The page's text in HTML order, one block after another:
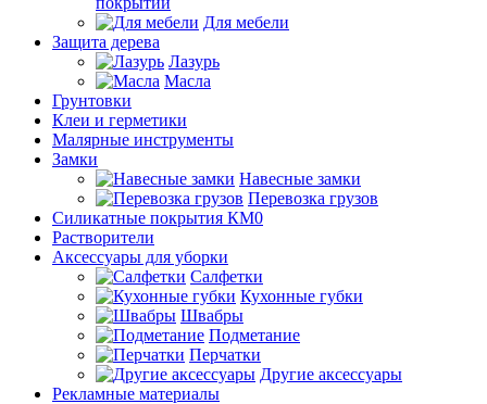
Для мебели
Защита дерева
Лазурь
Масла
Грунтовки
Клеи и герметики
Малярные инструменты
Замки
Навесные замки
Перевозка грузов
Силикатные покрытия КМ0
Растворители
Аксессуары для уборки
Салфетки
Кухонные губки
Швабры
Подметание
Перчатки
Другие аксессуары
Рекламные материалы